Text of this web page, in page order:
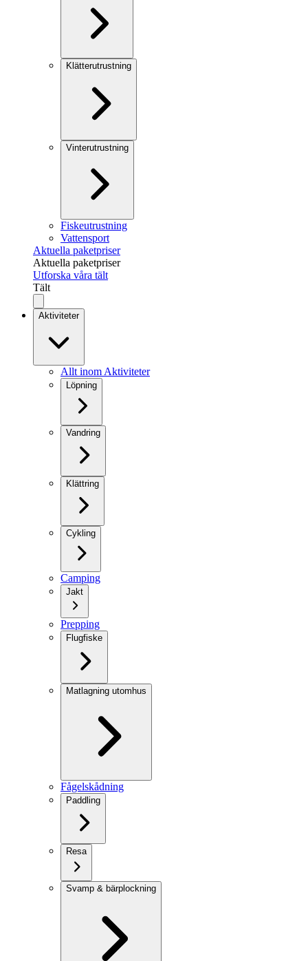
Klätterutrustning
Vinterutrustning
Fiskeutrustning
Vattensport
Aktuella paketpriser
Aktuella paketpriser
Utforska våra tält
Tält
Aktiviteter
Allt inom Aktiviteter
Löpning
Vandring
Klättring
Cykling
Camping
Jakt
Prepping
Flugfiske
Matlagning utomhus
Fågelskådning
Paddling
Resa
Svamp & bärplockning